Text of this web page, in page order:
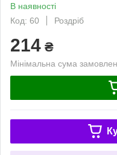
В наявності
Код: 60
Роздріб
214 ₴
Мінімальна сума